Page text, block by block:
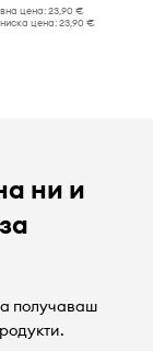
цена: 23,90 €
цена: 23,90 €
ни и
получаваш